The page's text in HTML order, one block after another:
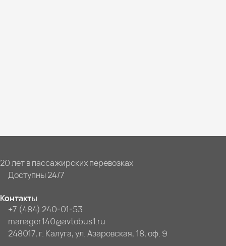
20 лет в пассажирских перевозках
Доступны 24/7
Контакты
+7 (484) 240-01-53
manager140@avtobus1.ru
248017, г. Калуга, ул. Азаровская, 18, оф. 9